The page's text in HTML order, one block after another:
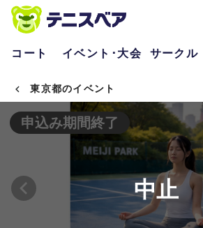
コート イベント･大会 サークル
東京都のイベント
中止
申込み期間終了